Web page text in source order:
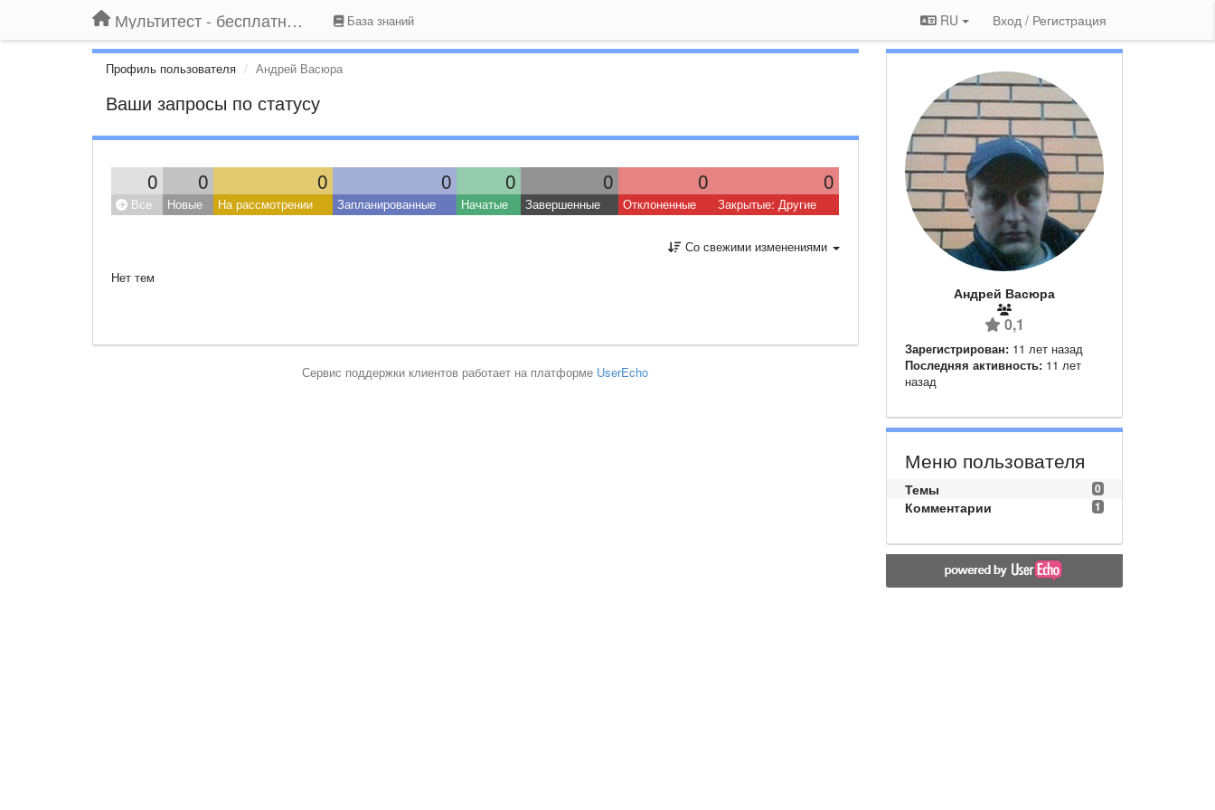
Мультитест - бесплатный подбор провайдера по адресу База знаний RU Вход / Регистрация
Профиль пользователя Андрей Васюра
Ваши запросы по статусу
0 0 0 0 0 0 0 0
Все Новые На рассмотрении Запланированные Начатые Завершенные Отклоненные Закрытые: Другие
Со свежими изменениями
Нет тем
Сервис поддержки клиентов работает на платформе UserEcho
Андрей Васюра
0,1
Зарегистрирован: 11 лет назад
Последняя активность: 11 лет
назад
Меню пользователя
0
Темы
1
Комментарии